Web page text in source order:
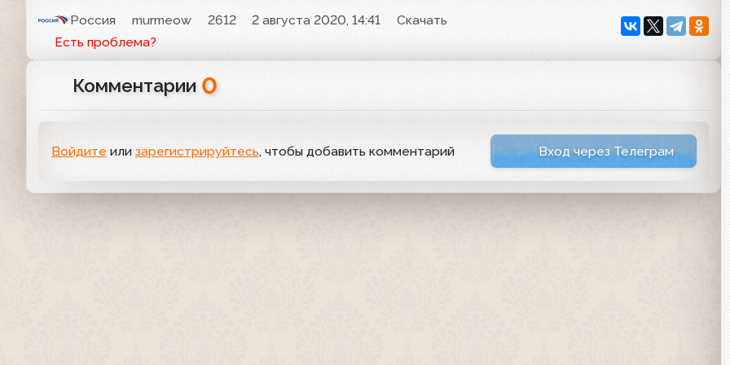
Россия murmeow 2612 2 августа 2020, 14:41
Скачать
Есть проблема?
Комментарии 0
Войдите или зарегистрируйтесь, чтобы добавить комментарий Вход через Телеграм